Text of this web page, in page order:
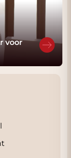
voor